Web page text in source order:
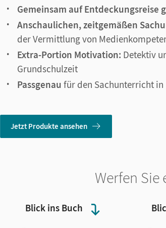
Gemeinsam auf Entdeckungsreise
Anschaulichen, zeitgemäßen
der Vermittlung von
Extra-Portion Motivation: Detektiv
Grundschulzeit
Passgenau für den Sachunterricht
Jetzt Produkte ansehen
Werfen Sie
Blick ins Buch